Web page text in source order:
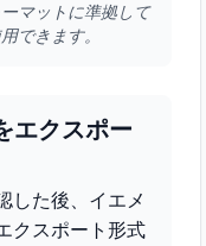
マットに準拠して
できます。
エクスポー
した後、イエメ
クスポート形式